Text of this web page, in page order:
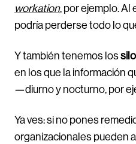
workation, por ejemplo. Al
podría perderse todo lo
Y también tenemos los
en los que la información
—diurno y nocturno, por
Ya ves: si no pones
organizacionales pueden